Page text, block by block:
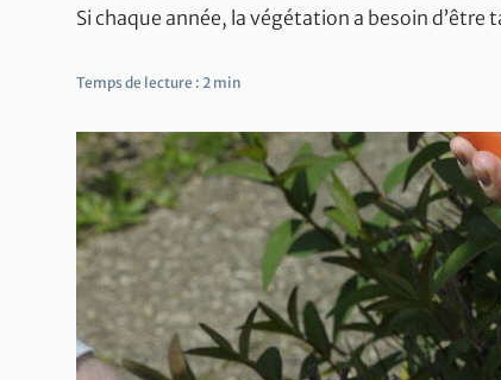
Si chaque année, la végétation a besoin
Temps de lecture : 2 min